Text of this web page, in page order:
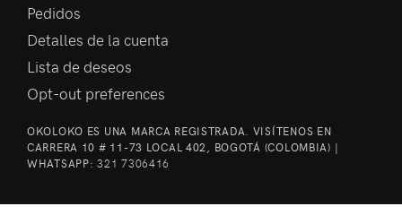
Pedidos
Detalles de la cuenta
Lista de deseos
Opt-out preferences
OKOLOKO ES UNA MARCA REGISTRADA. VISÍTENOS EN
CARRERA 10 # 11-73 LOCAL 402, BOGOTÁ (COLOMBIA) |
WHATSAPP:321 7306416